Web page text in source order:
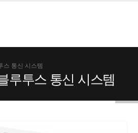
스 통신 시스템
루투스 통신 시스템